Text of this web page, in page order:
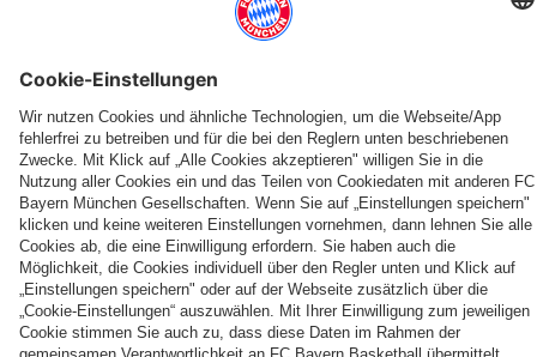
WEITERE NEWS
PROB
Leverkusen
neu
im
ProB-
Feld
PROB-SAISON VORBEI
Der
FCBB
II
verpasst
ein
PROB-PLAYOFFS
„Do
or
die“:
Die
jungen
KNAPPES 83:88 IN WESTERSTEDE
Acht
FCBB-
Youngster
beim
Playoff-
PROB-ACHTELFINALE
„Klubs
wird
nicht
geholfen“
PROB SÜD
Die
Bayern-
Youngster
stürmen
in
PROB-FINALE & U19-PLAYOFFS
Entscheidende
24
Stunden
für
FCBB-
PROB SÜD
FCBB
II
unterliegt
Fellbach
knapp
PARTNER